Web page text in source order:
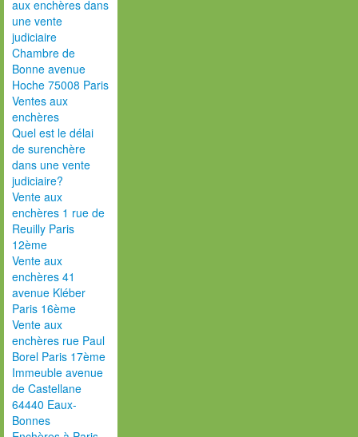
aux enchères dans
une vente
judiciaire
Chambre de
Bonne avenue
Hoche 75008 Paris
Ventes aux
enchères
Quel est le délai
de surenchère
dans une vente
judiciaire?
Vente aux
enchères 1 rue de
Reuilly Paris
12ème
Vente aux
enchères 41
avenue Kléber
Paris 16ème
Vente aux
enchères rue Paul
Borel Paris 17ème
Immeuble avenue
de Castellane
64440 Eaux-
Bonnes